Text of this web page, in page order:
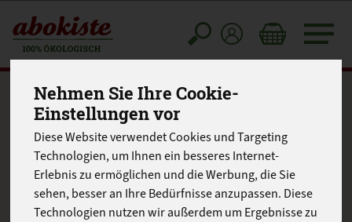
Nehmen Sie Ihre Cookie-
Einstellungen vor
Diese Website verwendet Cookies und Targeting
Technologien, um Ihnen ein besseres Internet-
Erlebnis zu ermöglichen und die Werbung, die Sie
sehen, besser an Ihre Bedürfnisse anzupassen. Diese
Technologien nutzen wir außerdem um Ergebnisse zu
Toggle
cart